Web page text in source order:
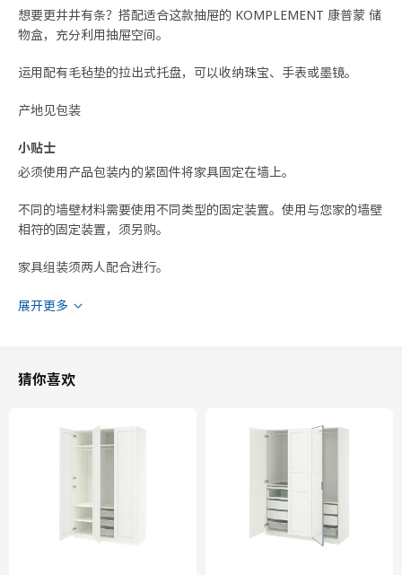
想要更井井有条？搭配适合这款抽屉的 KOMPLEMENT 康普蒙 储
物盒，充分利用抽屉空间。
运用配有毛毡垫的拉出式托盘，可以收纳珠宝、手表或墨镜。
产地见包装
小贴士
必须使用产品包装内的紧固件将家具固定在墙上。
不同的墙壁材料需要使用不同类型的固定装置。使用与您家的墙壁
相符的固定装置，须另购。
家具组装须两人配合进行。
如果你的天花板高度超过202cm，则框架可以竖着安装。请按照
能低于205cm。
Ehlén Johansson
展开更多
猜你喜欢